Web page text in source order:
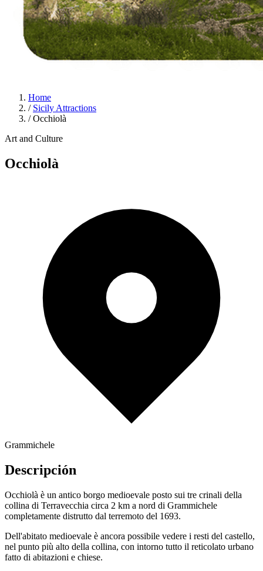
Home
/ Sicily Attractions
/ Occhiolà
Art and Culture
Occhiolà
Grammichele
Descripción
Occhiolà è un antico borgo medioevale posto sui tre crinali della
collina di Terravecchia circa 2 km a nord di Grammichele
completamente distrutto dal terremoto del 1693.
Dell'abitato medioevale è ancora possibile vedere i resti del castello,
nel punto più alto della collina, con intorno tutto il reticolato urbano
fatto di abitazioni e chiese.